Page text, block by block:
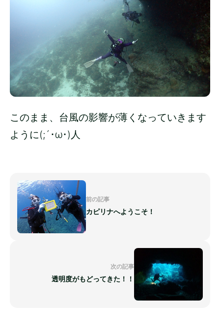
このまま、台風の影響が薄くなっていきます
ように(;´･ω･)人
前の記事
カピリナへようこそ！
次の記事
透明度がもどってきた！！